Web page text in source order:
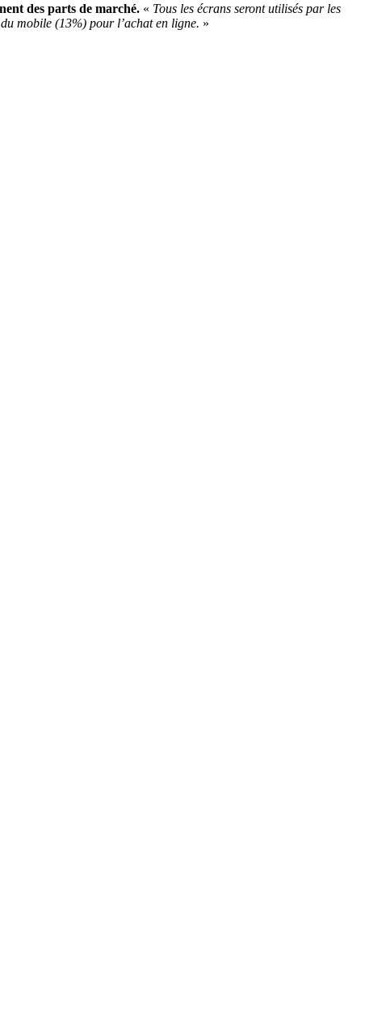
des parts de marché. « Tous les écrans seront utilisés par les
mobile (13%) pour l’achat en ligne. »